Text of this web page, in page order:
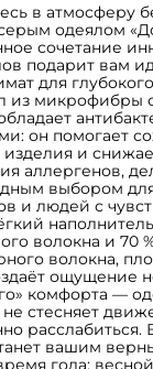
в атмосферу
одеялом
сочетание
подарит вам
для
из микрофибры
он помогает
изделия и
аллергенов,
выбором
и людей с
волокна и 70
волокна,
ощущение
комфорта —
стесняет
расслабиться.
вашим
года: